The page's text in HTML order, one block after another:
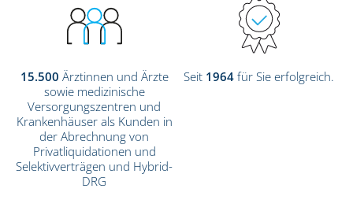
15.500 Ärztinnen und Ärzte
sowie medizinische
Versorgungszentren und
Krankenhäuser als Kunden in
der Abrechnung von
Privatliquidationen und
Selektivverträgen und Hybrid-
DRG
Seit 1964 für Sie erfolgreich.